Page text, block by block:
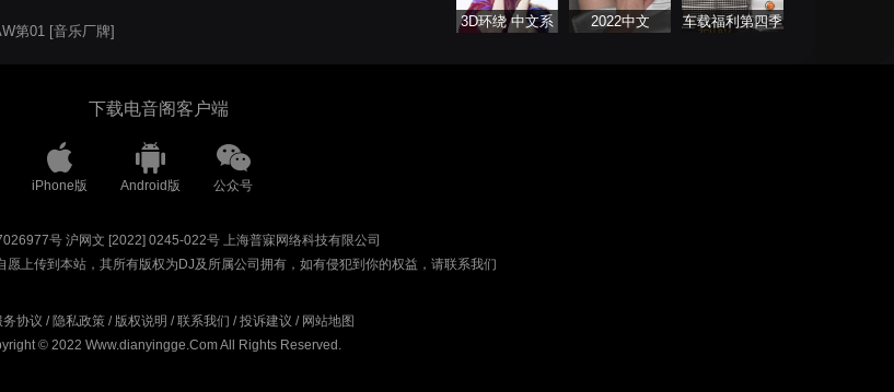
第01 [音乐厂牌]
3D环绕 中文系
2022中文
车载福利第四季
下载电音阁客户端
iPhone版 Android版 公众号
号 沪网文 [2022] 0245-022号 上海普寐网络科技有限公司
愿上传到本站，其所有版权为DJ及所属公司拥有，如有侵犯到你的权益，请联系我们
务协议 / 隐私政策/ 版权说明 /联系我们 /投诉建议 / 网站地图
© 2022 Www.dianyingge.Com All Rights Reserved.